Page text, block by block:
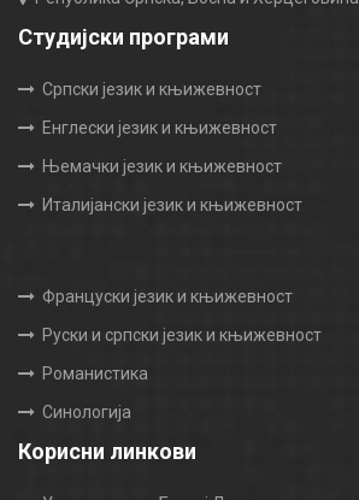
Студијски програми
Српски језик и књижевност
Енглески језик и књижевност
Њемачки језик и књижевност
Италијански језик и књижевност
Француски језик и књижевност
Руски и српски језик и књижевност
Романистика
Синологија
Корисни линкови